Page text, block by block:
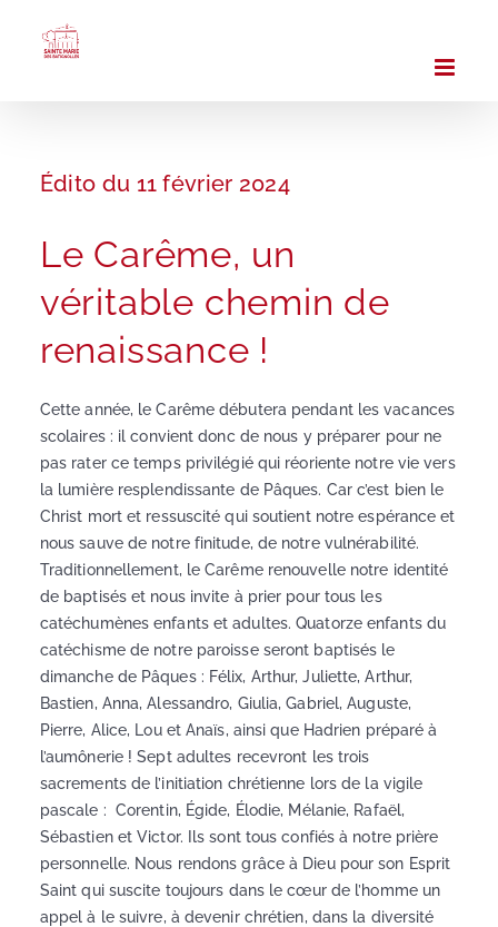
Édito du 11 février 2024
Le Carême, un
véritable chemin de
renaissance !
Cette année, le Carême débutera pendant les vacances
scolaires : il convient donc de nous y préparer pour ne
pas rater ce temps privilégié qui réoriente notre vie vers
la lumière resplendissante de Pâques. Car c’est bien le
Christ mort et ressuscité qui soutient notre espérance et
nous sauve de notre finitude, de notre vulnérabilité.
Traditionnellement, le Carême renouvelle notre identité
de baptisés et nous invite à prier pour tous les
catéchumènes enfants et adultes. Quatorze enfants du
catéchisme de notre paroisse seront baptisés le
dimanche de Pâques : Félix, Arthur, Juliette, Arthur,
Bastien, Anna, Alessandro, Giulia, Gabriel, Auguste,
Pierre, Alice, Lou et Anaïs, ainsi que Hadrien préparé à
l’aumônerie ! Sept adultes recevront les trois
sacrements de l’initiation chrétienne lors de la vigile
pascale : Corentin, Égide, Élodie, Mélanie, Rafaël,
Sébastien et Victor. Ils sont tous confiés à notre prière
personnelle. Nous rendons grâce à Dieu pour son Esprit
Saint qui suscite toujours dans le cœur de l’homme un
appel à le suivre, à devenir chrétien, dans la diversité